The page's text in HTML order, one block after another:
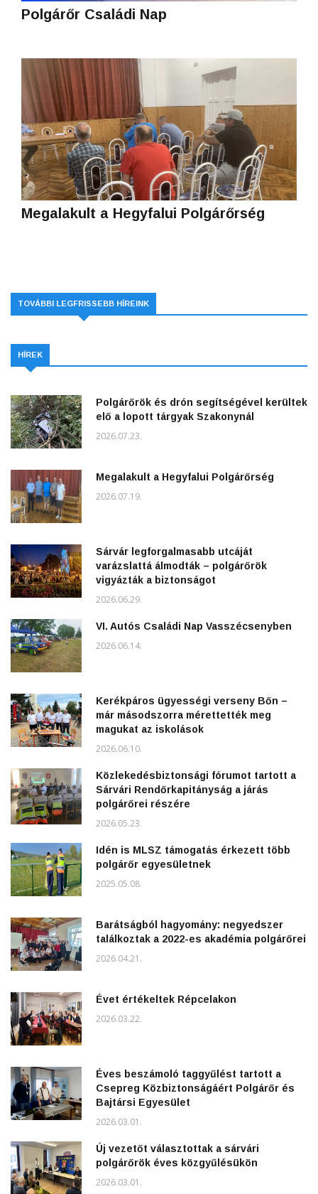
Polgárőr Családi Nap
Megalakult a Hegyfalui Polgárőrség
TOVÁBBI LEGFRISSEBB HÍREINK
HÍREK
Polgárőrök és drón segítségével kerültek
elő a lopott tárgyak Szakonynál
2026.07.23.
Megalakult a Hegyfalui Polgárőrség
2026.07.19.
Sárvár legforgalmasabb utcáját
varázslattá álmodták – polgárőrök
vigyázták a biztonságot
2026.06.29.
VI. Autós Családi Nap Vasszécsenyben
2026.06.14.
Kerékpáros ügyességi verseny Bőn –
már másodszorra mérettették meg
magukat az iskolások
2026.06.10.
Közlekedésbiztonsági fórumot tartott a
Sárvári Rendőrkapitányság a járás
polgárőrei részére
2026.05.23.
Idén is MLSZ támogatás érkezett több
polgárőr egyesületnek
2025.05.08.
Barátságból hagyomány: negyedszer
találkoztak a 2022-es akadémia polgárőrei
2026.04.21.
Évet értékeltek Répcelakon
2026.03.22.
Éves beszámoló taggyűlést tartott a
Csepreg Közbiztonságáért Polgárőr és
Bajtársi Egyesület
2026.03.01.
Új vezetőt választottak a sárvári
polgárőrök éves közgyűlésükön
2026.03.01.